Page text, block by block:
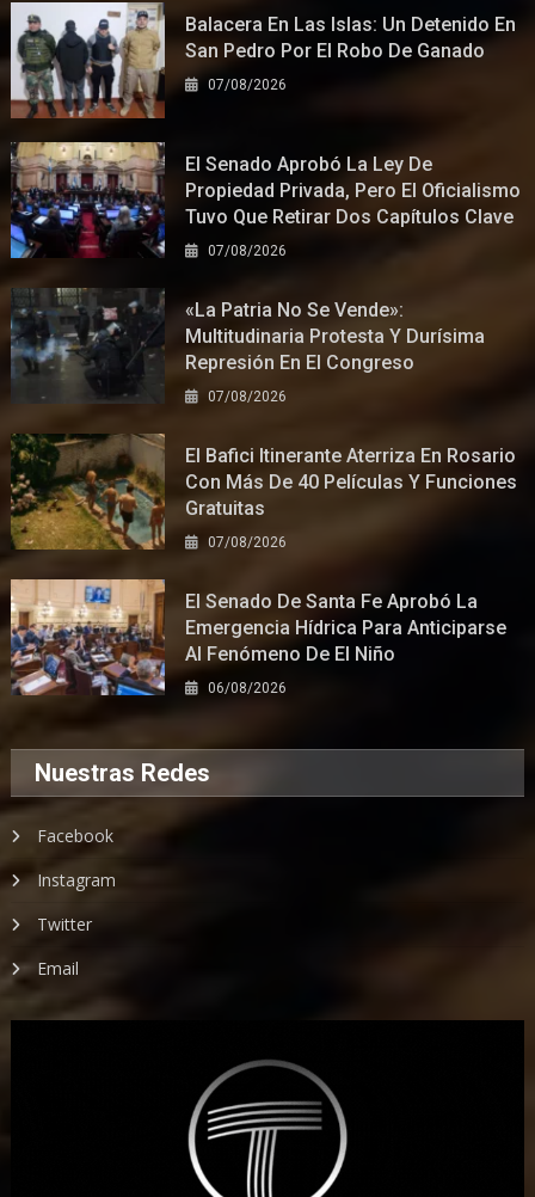
Balacera En Las Islas: Un Detenido En
San Pedro Por El Robo De Ganado
07/08/2026
El Senado Aprobó La Ley De
Propiedad Privada, Pero El Oficialismo
Tuvo Que Retirar Dos Capítulos Clave
07/08/2026
«La Patria No Se Vende»:
Multitudinaria Protesta Y Durísima
Represión En El Congreso
07/08/2026
El Bafici Itinerante Aterriza En Rosario
Con Más De 40 Películas Y Funciones
Gratuitas
07/08/2026
El Senado De Santa Fe Aprobó La
Emergencia Hídrica Para Anticiparse
Al Fenómeno De El Niño
06/08/2026
Nuestras Redes
Facebook
Instagram
Twitter
Email